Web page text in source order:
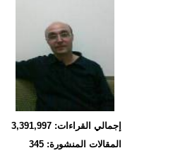
إجمالي القراءات: 3,391,997
المقالات المنشورة: 345